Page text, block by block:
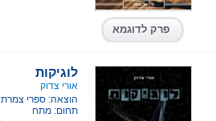
פרק לדוגמא
לוגיקות
אורי צדוק
הוצאה: ספרי צמרת
תחום: מתח